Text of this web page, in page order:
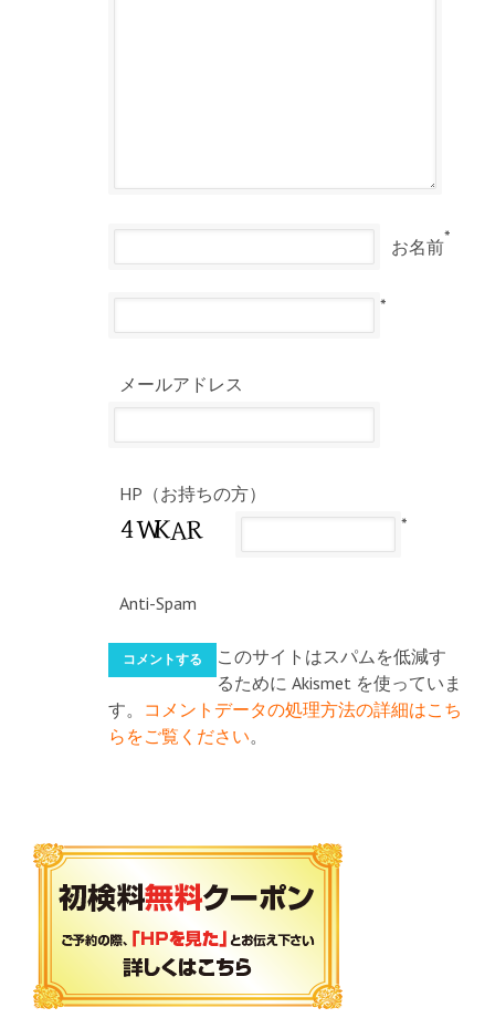
お名前*
メールアドレス
*
HP（お持ちの方）
Anti-Spam
*
このサイトはスパムを低減す
るために Akismet を使っていま
す。 コメントデータの処理方法の詳細はこち
らをご覧ください。